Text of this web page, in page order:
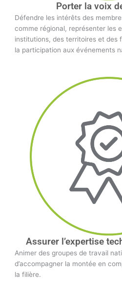
Porter la voix
Défendre les intérêts des
comme régional, représenter les
institutions, des territoires et des
la participation aux événements
Assurer l’expertise
Animer des groupes de travail
d’accompagner la montée en
la filière.